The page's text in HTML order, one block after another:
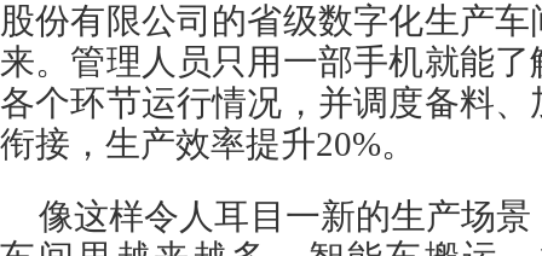
股份有限公司的省级数字化生产
来。管理人员只用一部手机就能
各个环节运行情况，并调度备料
衔接，生产效率提升20%。
像这样令人耳目一新的生产场